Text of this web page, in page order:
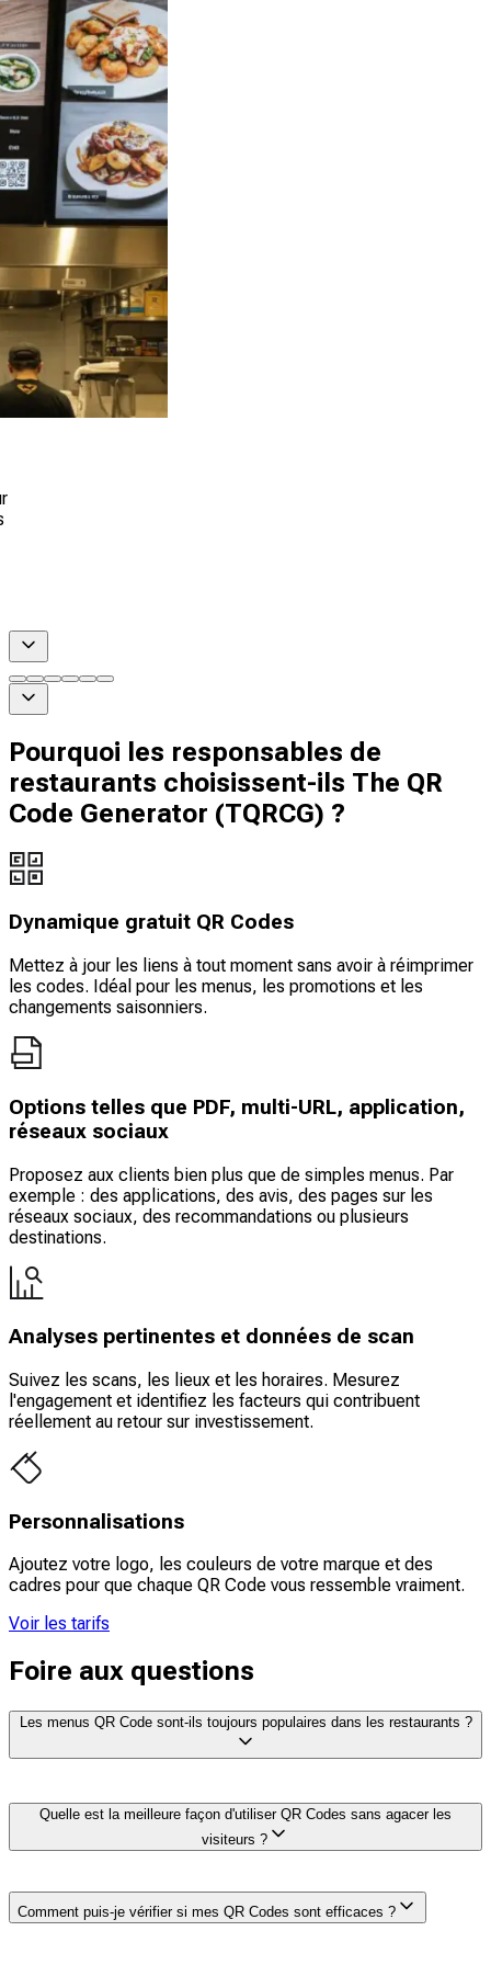
Pourquoi les responsables de
restaurants choisissent-ils The QR
Code Generator (TQRCG) ?
Dynamique gratuit QR Codes
Mettez à jour les liens à tout moment sans avoir à réimprimer
les codes. Idéal pour les menus, les promotions et les
changements saisonniers.
Options telles que PDF, multi-URL, application,
réseaux sociaux
Proposez aux clients bien plus que de simples menus. Par
exemple : des applications, des avis, des pages sur les
réseaux sociaux, des recommandations ou plusieurs
destinations.
Analyses pertinentes et données de scan
Suivez les scans, les lieux et les horaires. Mesurez
l'engagement et identifiez les facteurs qui contribuent
réellement au retour sur investissement.
Personnalisations
Ajoutez votre logo, les couleurs de votre marque et des
cadres pour que chaque QR Code vous ressemble vraiment.
Voir les tarifs
Foire aux questions
Les menus QR Code sont-ils toujours populaires dans les restaurants ?
Oui, les menus QR Code sont toujours très prisés dans
les restaurants, car les clients s'attendent désormais à
bénéficier d'un confort numérique, et nombreux sont
actualisés, les informations sur les allergies et
bénéficier d'un service plus rapide. Ils sont devenus un
Quelle est la meilleure façon d'utiliser QR Codes sans agacer les
visiteurs ?
La meilleure façon d'utiliser QR Codes sans frustrer les
clients est de placer les codes QR à des endroits où
Comment puis-je vérifier si mes QR Codes sont efficaces ?